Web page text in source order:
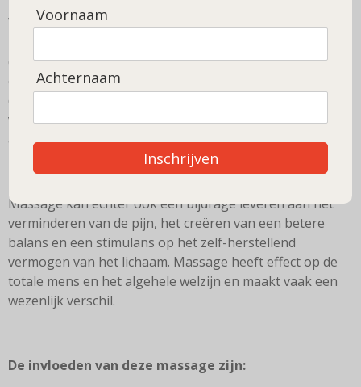
Waardoor mensen met fibromyalgie precies klachten
de aandoening kan verklaren. Fibromyalgie is daardoor
erg moeilijk vast te stellen. En er zijn geen medicijnen om
de aandoening te genezen. Wel kunnen de klachten
verminderen met pijnstillers, beweging en rust in
afwisseling met elkaar.
Massage kan echter ook een bijdrage leveren aan het
verminderen van de pijn, het creëren van een betere
balans en een stimulans op het zelf-herstellend
vermogen van het lichaam. Massage heeft effect op de
totale mens en het algehele welzijn en maakt vaak een
wezenlijk verschil.
De invloeden van deze massage zijn:
Voornaam
Achternaam
Inschrijven